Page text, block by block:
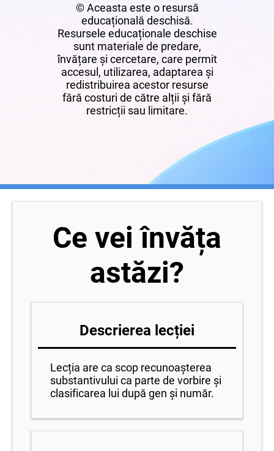
© Aceasta este o resursă
educațională deschisă.
Resursele educaționale deschise
sunt materiale de predare,
învățare și cercetare, care permit
accesul, utilizarea, adaptarea și
redistribuirea acestor resurse
fără costuri de către alții și fără
restricții sau limitare.
Ce vei învăța
astăzi?
Descrierea lecției
Lecția are ca scop recunoașterea
substantivului ca parte de vorbire și
clasificarea lui după gen și număr.